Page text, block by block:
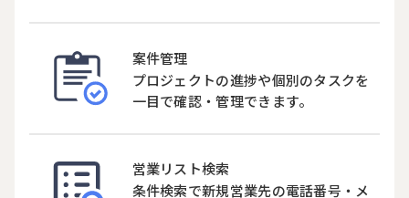
案件管理
プロジェクトの進捗や個別のタスクを
一目で確認・管理できます。
営業リスト検索
条件検索で新規営業先の電話番号・メ